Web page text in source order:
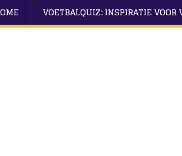
VOETBALQUIZ: INSPIRATIE VOOR